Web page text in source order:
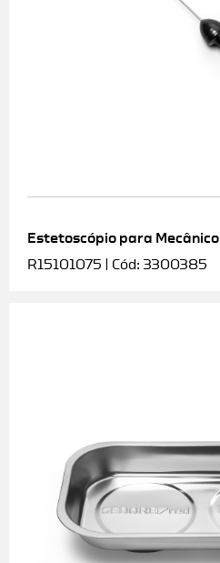
Estetoscópio para Mecânico
R15101075 | Cód: 3300385